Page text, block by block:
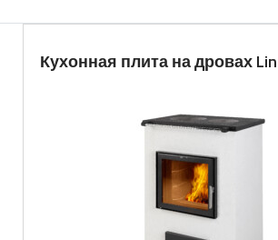
Кухонная плита на дровах